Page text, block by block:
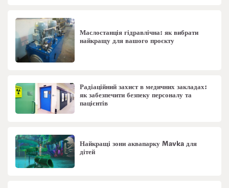
Маслостанція гідравлічна: як вибрати
найкращу для вашого проєкту
Радіаційний захист в медичних закладах:
як забезпечити безпеку персоналу та
пацієнтів
Найкращі зони аквапарку Mavka для
дітей